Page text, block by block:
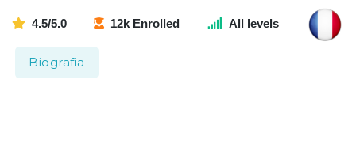
4.5/5.0 12k Enrolled All levels
Biografia